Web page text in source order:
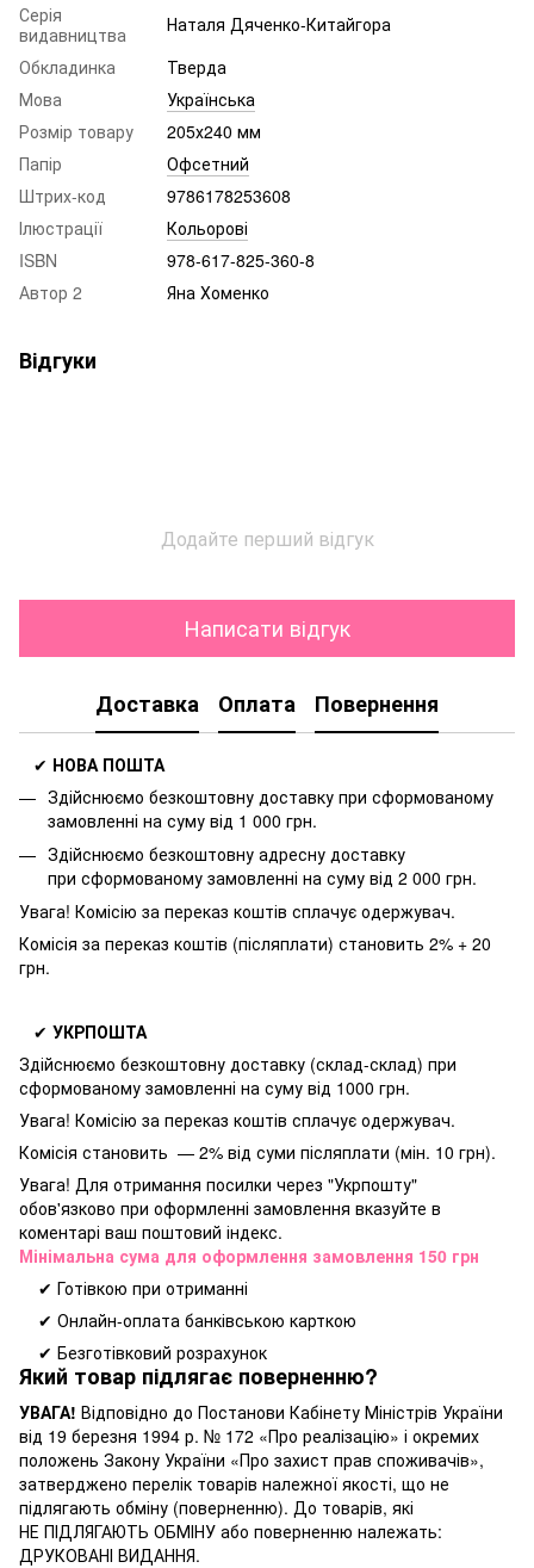
Серія
видавництва
Наталя Дяченко-Китайгора
Обкладинка
Тверда
Мова
Українська
Розмір товару
205х240 мм
Папір
Офсетний
Штрих-код
9786178253608
Ілюстрації
Кольорові
ISBN
978-617-825-360-8
Автор 2
Яна Хоменко
Відгуки
Додайте перший відгук
Написати відгук
Доставка Оплата Повернення
✔ НОВА ПОШТА
Здійснюємо безкоштовну доставку при сформованому
замовленні на суму від 1 000 грн.
Здійснюємо безкоштовну адресну доставку
при сформованому замовленні на суму від 2 000 грн.
Увага! Комісію за переказ коштів сплачує одержувач.
Комісія за переказ коштів (післяплати) становить 2% + 20
грн.
✔ УКРПОШТА
Здійснюємо безкоштовну доставку (склад-склад) при
сформованому замовленні на суму від 1000 грн.
Увага! Комісію за переказ коштів сплачує одержувач.
Комісія становить — 2% від суми післяплати (мін. 10 грн).
Увага! Для отримання посилки через "Укрпошту"
обов'язково при оформленні замовлення вказуйте в
коментарі ваш поштовий індекс.
Мінімальна сума для оформлення замовлення 150 грн
✔ Готівкою при отриманні
✔ Онлайн-оплата банківською карткою
✔ Безготівковий розрахунок
Який товар підлягає поверненню?
УВАГА! Відповідно до Постанови Кабінету Міністрів України
від 19 березня 1994 р. № 172 «Про реалізацію» і окремих
положень Закону України «Про захист прав споживачів»,
затверджено перелік товарів належної якості, що не
підлягають обміну (поверненню). До товарів, які
НЕ ПІДЛЯГАЮТЬ ОБМІНУ або поверненню належать:
ДРУКОВАНІ ВИДАННЯ.